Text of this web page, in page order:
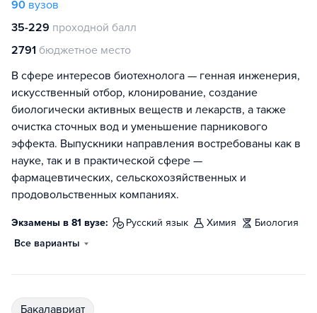
90 вузов
35-229 проходной балл
2791 бюджетное место
В сфере интересов биотехнолога — генная инженерия,
искусственный отбор, клонирование, создание
биологически активных веществ и лекарств, а также
очистка сточных вод и уменьшение парникового
эффекта. Выпускники направления востребованы как в
науке, так и в практической сфере —
фармацевтических, сельскохозяйственных и
продовольственных компаниях.
Экзамены в 81 вузе: русский язык химия
биология
Все варианты
бакалавриат